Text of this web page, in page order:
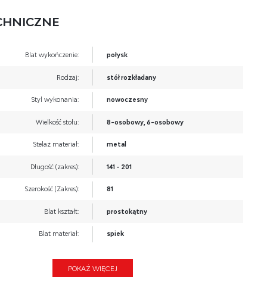
Blat wykończenie: połysk
Rodzaj: stół rozkładany
Styl wykonania: nowoczesny
Wielkość stołu: 8-osobowy, 6-osobowy
Stelaż materiał: metal
Długość (zakres): 141 - 201
Szerokość (Zakres): 81
Blat kształt: prostokątny
Blat materiał: spiek
Blat Rozkładany: TAK
POKAŻ WIĘCEJ